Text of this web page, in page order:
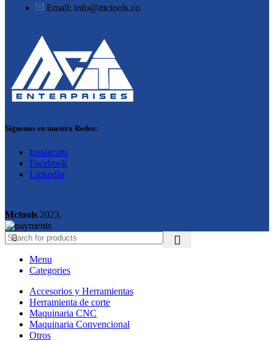
Email: info@mctools.co
Síguenos en nuestra Redes:
Instagram
Facebook
LinkedIn
Mctools 2023.
Menu
Categories
Accesorios y Herramientas
Herramienta de corte
Maquinaria CNC
Maquinaria Convencional
Otros